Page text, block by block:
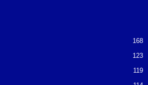
168
123
119